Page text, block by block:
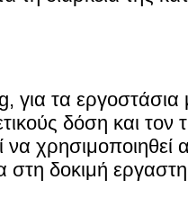
για τα
δόση και
στη δοκιμή